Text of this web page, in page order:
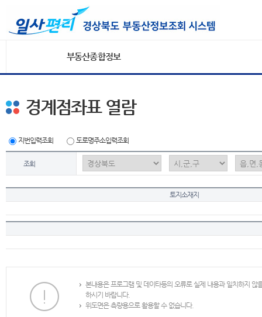
부동산종합정보
경계점좌표 열람
지번입력조회 도로명주소입력조회
조회
토지소재지
본내용은 프로그램 및 데이타등의 오류로 실제 내용과 일치하지
하시기 바랍니다.
위도면은 측량용으로 활용할 수 없습니다.